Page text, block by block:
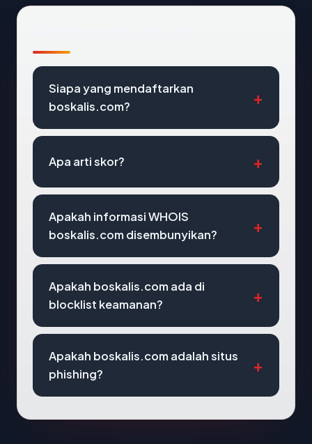
Siapa yang mendaftarkan
boskalis.com?
Apa arti skor?
Apakah informasi WHOIS
boskalis.com disembunyikan?
Apakah boskalis.com ada di
blocklist keamanan?
Apakah boskalis.com adalah situs
phishing?